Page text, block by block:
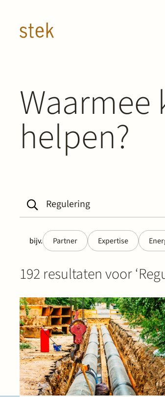
helpen?
bijv. Partner Expertise
192 resultaten voor